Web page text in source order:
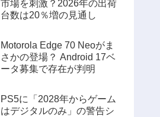
市場を刺激？2026年の出荷
台数は20％増の見通し
Motorola Edge 70 Neoがま
さかの登場？ Android 17ベ
ータ募集で存在が判明
PS5に「2028年からゲーム
はデジタルのみ」の警告シ